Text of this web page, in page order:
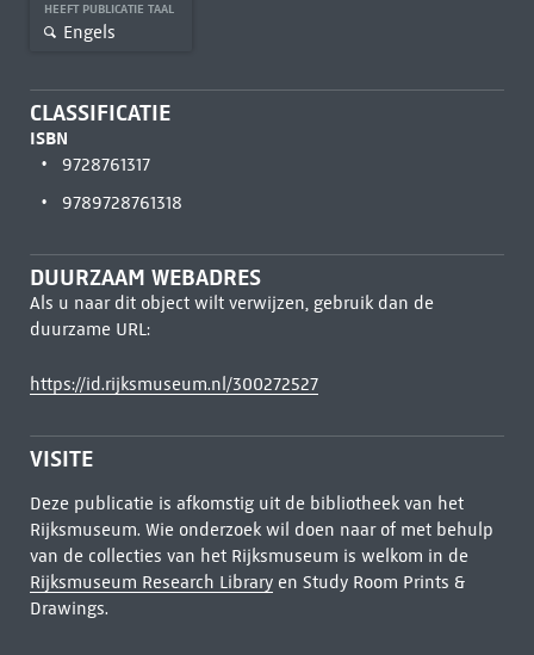
HEEFT PUBLICATIE TAAL
Engels
CLASSIFICATIE
ISBN
9728761317
9789728761318
DUURZAAM WEBADRES
Als u naar dit object wilt verwijzen, gebruik dan de
duurzame URL:
https://id.rijksmuseum.nl/300272527
VISITE
Deze publicatie is afkomstig uit de bibliotheek van het
Rijksmuseum. Wie onderzoek wil doen naar of met behulp
van de collecties van het Rijksmuseum is welkom in de
Rijksmuseum Research Libraryen Study Room Prints &
Drawings.